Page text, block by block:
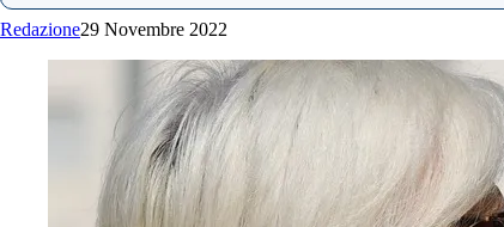
Redazione29 Novembre 2022